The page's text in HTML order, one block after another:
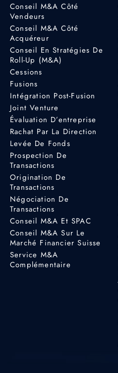
Conseil M&A Côté
Vendeurs
Conseil M&A Côté
Acquéreur
Conseil En Stratégies De
Roll-Up (M&A)
Cessions
Fusions
Intégration Post-Fusion
Joint Venture
Évaluation D’entreprise
Rachat Par La Direction
Levée De Fonds
Prospection De
Transactions
Origination De
Transactions
Négociation De
Transactions
Conseil M&A Et SPAC
Conseil M&A Sur Le
Marché Financier Suisse
Service M&A
Complémentaire